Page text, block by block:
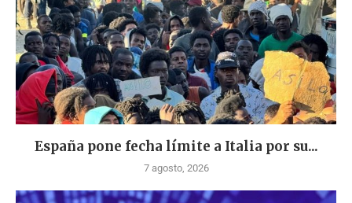
España pone fecha límite a Italia por su...
7 agosto, 2026